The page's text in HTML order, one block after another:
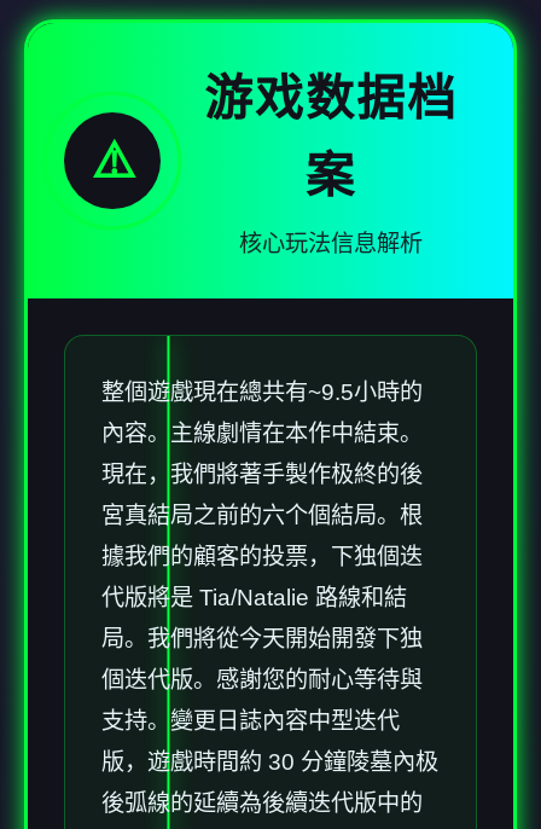
⚠️
游戏数据档
案
核心玩法信息解析
整個遊戲現在總共有~9.5小時的
內容。主線劇情在本作中結束。
現在，我們將著手製作极終的後
宮真結局之前的六个個結局。根
據我們的顧客的投票，下独個迭
代版將是 Tia/Natalie 路線和結
局。我們將從今天開始開發下独
個迭代版。感謝您的耐心等待與
支持。變更日誌內容中型迭代
版，遊戲時間約 30 分鐘陵墓內极
後弧線的延續為後續迭代版中的